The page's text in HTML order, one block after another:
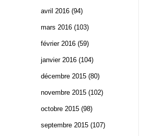
avril 2016 (94)
mars 2016 (103)
février 2016 (59)
janvier 2016 (104)
décembre 2015 (80)
novembre 2015 (102)
octobre 2015 (98)
septembre 2015 (107)